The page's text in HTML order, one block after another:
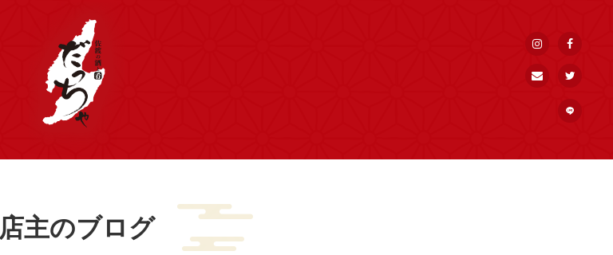
店主のブログ